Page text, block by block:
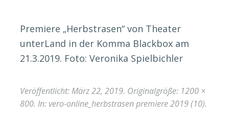
Premiere „Herbstrasen“ von Theater
unterLand in der Komma Blackbox am
21.3.2019. Foto: Veronika Spielbichler
Veröffentlicht:März 22, 2019. Originalgröße: 1200 ×
800. In: vero-online_herbstrasen premiere 2019 (10).